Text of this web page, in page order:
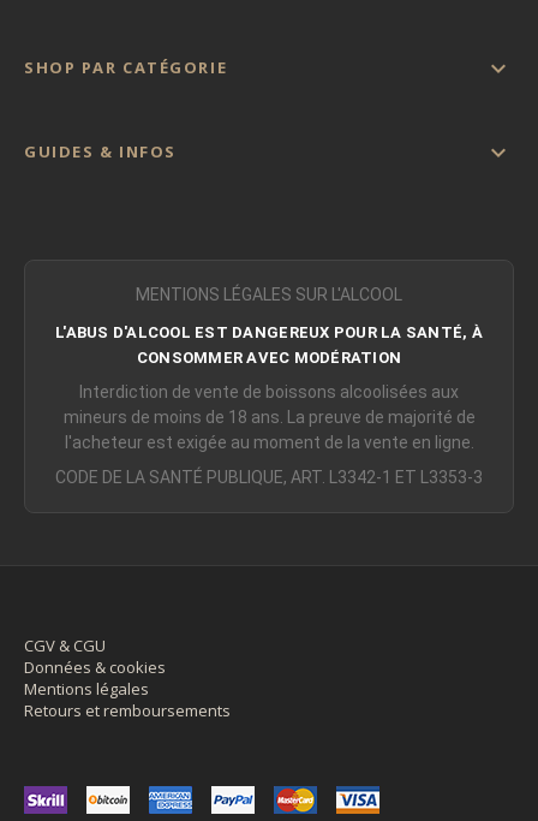
SHOP PAR CATÉGORIE 
GUIDES & INFOS 
MENTIONS LÉGALES SUR L'ALCOOL
L'ABUS D'ALCOOL EST DANGEREUX POUR LA SANTÉ, À
CONSOMMER AVEC MODÉRATION
Interdiction de vente de boissons alcoolisées aux
mineurs de moins de 18 ans. La preuve de majorité de
l'acheteur est exigée au moment de la vente en ligne.
CODE DE LA SANTÉ PUBLIQUE, ART. L3342-1 ET L3353-3
CGV & CGU
Données & cookies
Mentions légales
Retours et remboursements